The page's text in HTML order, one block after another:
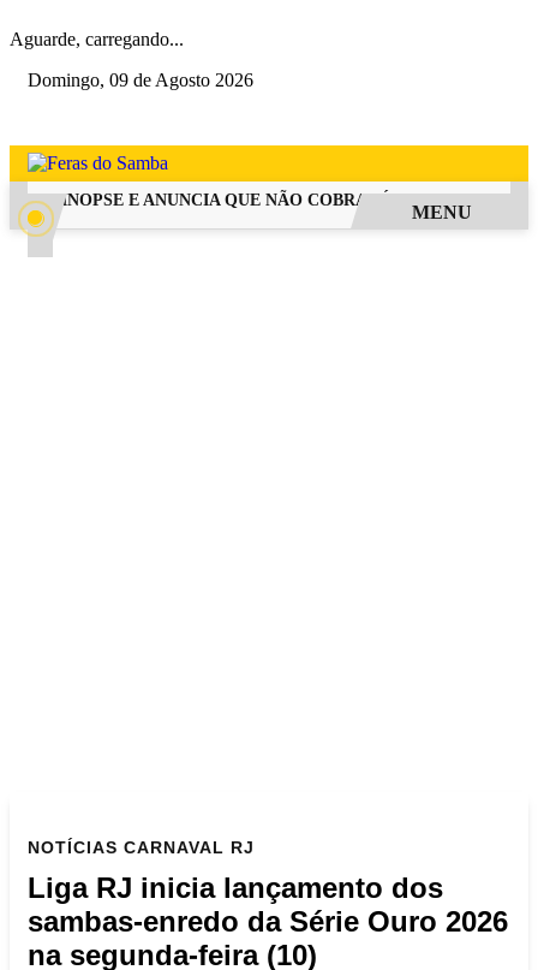
Aguarde, carregando...
Domingo, 09 de Agosto 2026
SINOPSE E ANUNCIA QUE NÃO COBRARÁ TAXA DE
MENU
NOTÍCIAS CARNAVAL RJ
Liga RJ inicia lançamento dos
sambas-enredo da Série Ouro 2026
na segunda-feira (10)